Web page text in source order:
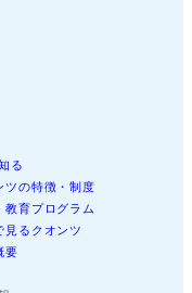
る
ツの特徴・制度
教育プログラム
見るクオンツ
要